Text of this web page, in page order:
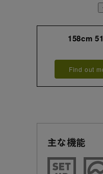
7号
158cm
Find out
主な機能